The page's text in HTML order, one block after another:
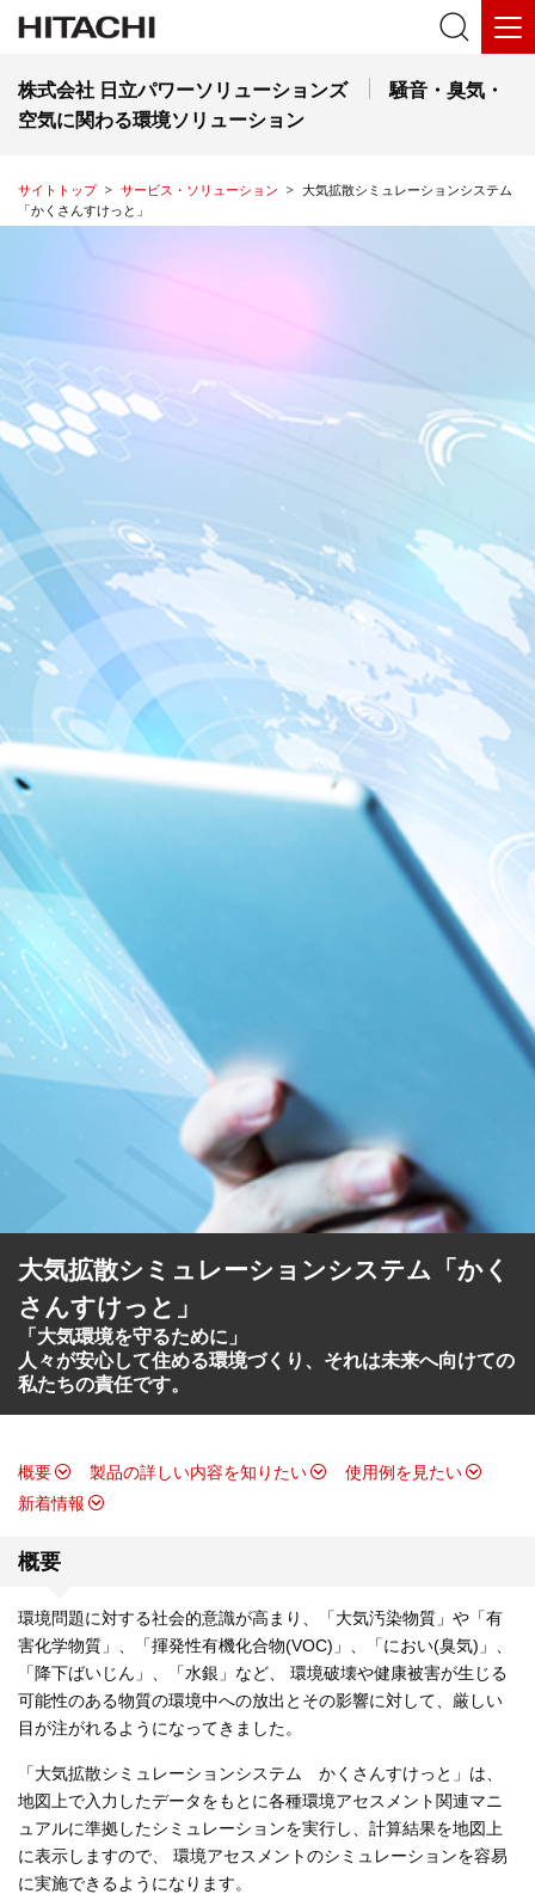
株式会社 日立パワーソリューションズ
騒音・臭気・
空気に関わる環境ソリューション
サイトトップ サービス・ソリューション
大気拡散シミュレーションシステム
「かくさんすけっと」
大気拡散シミュレーションシステム「かく
さんすけっと」
「大気環境を守るために」
人々が安心して住める環境づくり、それは未来へ向けての
私たちの責任です。
概要 製品の詳しい内容を知りたい
使用例を見たい
新着情報
概要
環境問題に対する社会的意識が高まり、「大気汚染物質」や「有
害化学物質」、「揮発性有機化合物(VOC)」、「におい(臭気)」、
「降下ばいじん」、「水銀」など、 環境破壊や健康被害が生じる
可能性のある物質の環境中への放出とその影響に対して、厳しい
目が注がれるようになってきました。
「大気拡散シミュレーションシステム かくさんすけっと」は、
地図上で入力したデータをもとに各種環境アセスメント関連マニ
ュアルに準拠したシミュレーションを実行し、計算結果を地図上
に表示しますので、 環境アセスメントのシミュレーションを容易
に実施できるようになります。